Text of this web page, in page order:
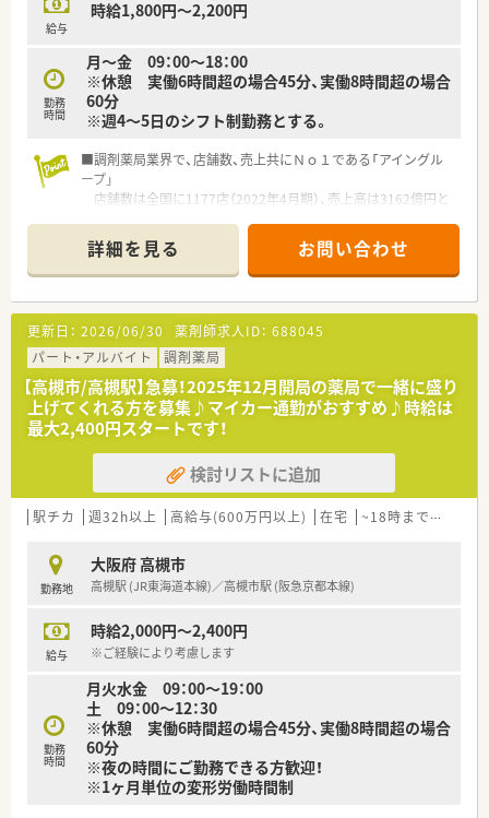
ちが安心して業務できるようなサポートが整っています。
○インターネットを使って処方薬の飲み方を遠隔指導する「オン
ライン服薬指導」、
店舗でデザインの一新。
M&Aによる店舗拡大と業界のリーディングカンパニーとして
成長を続けています。
○どの店舗も、最新システムが整っています！
＼研修制度／
○各種研修制度充実！（入社時研修、新任薬局長研修、薬局長研
修、マネージャー研修、
認定薬剤師取得支援制度、各種学会参加、大学院奨学資金制
度、他）
海外研修を含めて50種類以上の研修プログラムで社員の成長
をサポートしてくれます。
〇個別の教育プログラムによってスキルアップをサポート！
新入社員研修、フォローアップ研修、マネジメント研修と段階
を追って
5年の教育プログラムを実施しています。
＼福利厚生／
〇「社員第一主義」を掲げている同社では、福利厚生面が手厚く
年間休日120日以上、「連続休暇制度（年に1回、最大9連休を取
得できる制度）」等
プライベートも充実出来る様にワークライフバランスを後押
ししてくれる制度が充実しています。
〇社員割引制度、財形貯蓄制度、スポーツジム優待等が受けられ
提携の保養施設は全国に40ヵ所あります。
〇産休・育休・時短勤務者2,097人以上等、どれも業界トップクラ
スの実績!
育児休業より復帰後、1日最大2時間短縮して勤務できる制度
です。
用可能♪
〇転居を伴う異動のある採用枠もありますが(転居を伴わない採
用も可)
帰省旅費（年2回5万円まで）と帰省休暇（連続4日間）を受けら
れます。
給与
時給1,800円～2,200円
勤務
時間
月～金 09：00～18：00
※休憩 実働6時間超の場合45分、実働8時間超の場合
60分
※週4～5日のシフト制勤務とする。
■調剤薬局業界で、店舗数、売上共にＮｏ１である「アイングル
ープ」
店舗数は全国に1177店（2022年4月期）、売上高は3162億円と
■かかりつけ薬剤師数1,750人以上
■在宅医療実施店舗数は85％以上
■社内集合研修60種類以上
■学会発表223演題
■直近1年間の産休・育休・時短勤務者2,097人以上等、どれも業
界トップクラスの実績となっています。
■昨今業界再編の激しい調剤薬局業界の中では圧倒的な地位を
築いている為、
長期的に安心して働ける企業です。
■東京大学病院をはじめ全国の病院の敷地内に薬局を持ってい
ます。
病診薬連携を強化することで、地域にお住いの患者様に高度な
医療の提供を実現しています。
■大学病院と連携することで疑義照会データベースの共同開発
や、がん専門薬剤師取得に向けた
■個別の教育プログラム『AIN METHOD』によってスキルアップ
をサポート！
新入社員研修、フォローアップ研修、マネジメント研修と段階
5年の教育プログラムを実施しています。
■海外研修を含めて50種類以上の研修プログラムで社員の成長
■「社員第一主義」を掲げている同社では、福利厚生面が手厚く
「連続休暇制度（年に1回、最大9連休を取得できる制度）」等、プ
ライベートも充実出来る様に
ワークライフバランスを後押ししてくれる制度が充実してい
ます。
■ナショナル社員は帰省旅費（年2回5万円まで）と帰省休暇（連
詳細を見る お問い合わせ
更新日： 2026/06/30 薬剤師求人ID： 688045
パート・アルバイト
調剤薬局
【高槻市/高槻駅】急募！2025年12月開局の薬局で一緒に盛り
上げてくれる方を募集♪マイカー通勤がおすすめ♪時給は
最大2,400円スタートです！
検討リストに追加
駅チカ 週32h以上 高給与(600万円以上) 在宅 ~18時までの職場
勤務地
大阪府 高槻市
高槻駅 (JR東海道本線)／高槻市駅 (阪急京都本線)
給与
時給2,000円～2,400円
※ご経験により考慮します
勤務
時間
月火水金 09：00～19：00
土 09：00～12：30
※休憩 実働6時間超の場合45分、実働8時間超の場合
60分
※夜の時間にご勤務できる方歓迎！
※1ヶ月単位の変形労働時間制